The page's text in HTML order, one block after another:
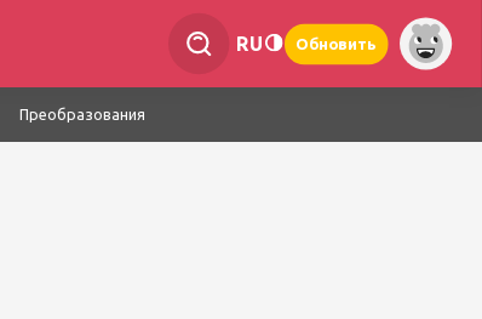
RU Обновить
Преобразования